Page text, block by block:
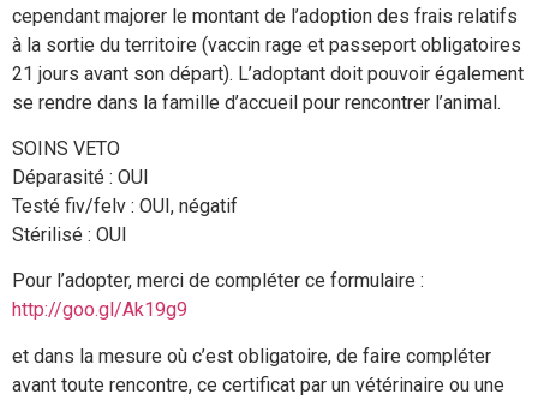
cependant majorer le montant de l’adoption des frais relatifs
à la sortie du territoire (vaccin rage et passeport obligatoires
21 jours avant son départ). L’adoptant doit pouvoir également
se rendre dans la famille d’accueil pour rencontrer l’animal.
SOINS VETO
Déparasité : OUI
Testé fiv/felv : OUI, négatif
Stérilisé : OUI
Pour l’adopter, merci de compléter ce formulaire :
http://goo.gl/Ak19g9
et dans la mesure où c’est obligatoire, de faire compléter
avant toute rencontre, ce certificat par un vétérinaire ou une